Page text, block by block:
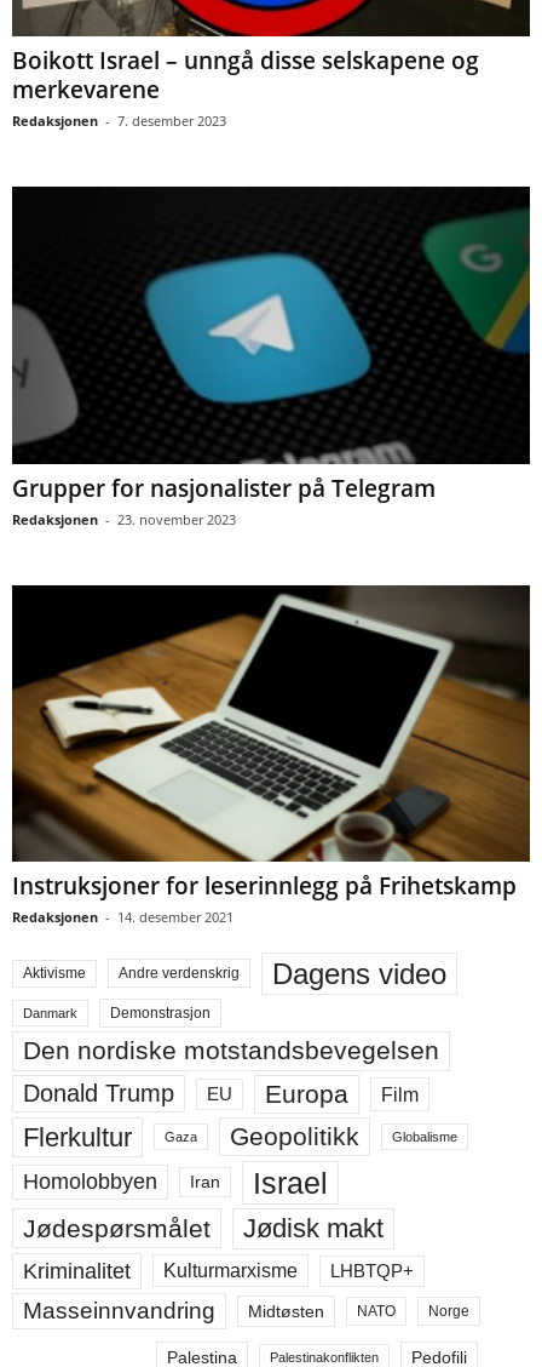
Boikott Israel – unngå disse selskapene og
merkevarene
Redaksjonen - 7. desember 2023
Grupper for nasjonalister på Telegram
Redaksjonen - 23. november 2023
Instruksjoner for leserinnlegg på Frihetskamp
Redaksjonen - 14. desember 2021
Aktivisme Andre verdenskrig Dagens video
Danmark Demonstrasjon
Den nordiske motstandsbevegelsen
Donald Trump EU Europa Film
Flerkultur Gaza Geopolitikk Globalisme
Homolobbyen Iran Israel
Jødespørsmålet Jødisk makt
Kriminalitet Kulturmarxisme LHBTQP+
Masseinnvandring Midtøsten NATO Norge
Palestina Palestinakonflikten Pedofili